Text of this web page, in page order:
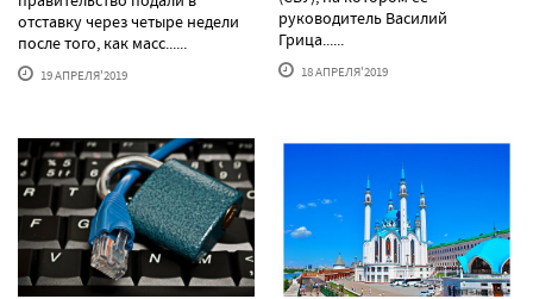
отставку через четыре недели
после того, как масс......
19 АПРЕЛЯ'2019
руководитель Василий
Грица......
18 АПРЕЛЯ'2019